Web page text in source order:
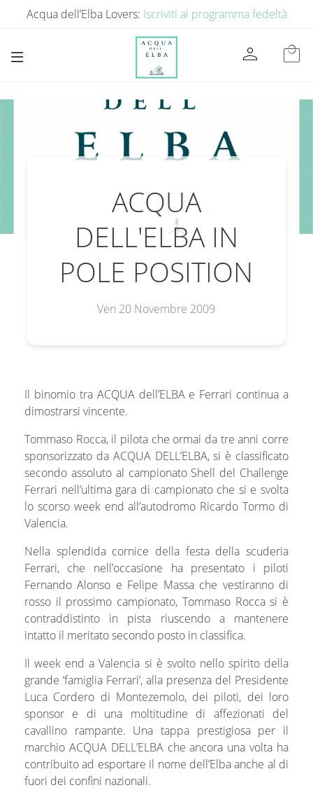
Acqua dell’Elba Lovers: Iscriviti al programma fedeltà
person local_mall
ACQUA
DELL'ELBA IN
POLE POSITION
Ven 20 Novembre 2009
Il binomio tra ACQUA dell’ELBA e Ferrari continua a
dimostrarsi vincente.
Tommaso Rocca, il pilota che ormai da tre anni corre
sponsorizzato da ACQUA DELL’ELBA, si è classificato
secondo assoluto al campionato Shell del Challenge
Ferrari nell’ultima gara di campionato che si e svolta
lo scorso week end all’autodromo Ricardo Tormo di
Valencia.
Nella splendida cornice della festa della scuderia
Ferrari, che nell’occasione ha presentato i piloti
Fernando Alonso e Felipe Massa che vestiranno di
rosso il prossimo campionato, Tommaso Rocca si è
contraddistinto in pista riuscendo a mantenere
intatto il meritato secondo posto in classifica.
Il week end a Valencia si è svolto nello spirito della
grande ‘famiglia Ferrari’, alla presenza del Presidente
Luca Cordero di Montezemolo, dei piloti, dei loro
sponsor e di una moltitudine di affezionati del
cavallino rampante. Una tappa prestigiosa per il
marchio ACQUA DELL’ELBA che ancora una volta ha
contribuito ad esportare il nome dell’Elba anche al di
fuori dei confini nazionali.